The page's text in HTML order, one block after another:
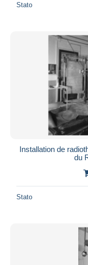
Stato
Installation de
du
Stato